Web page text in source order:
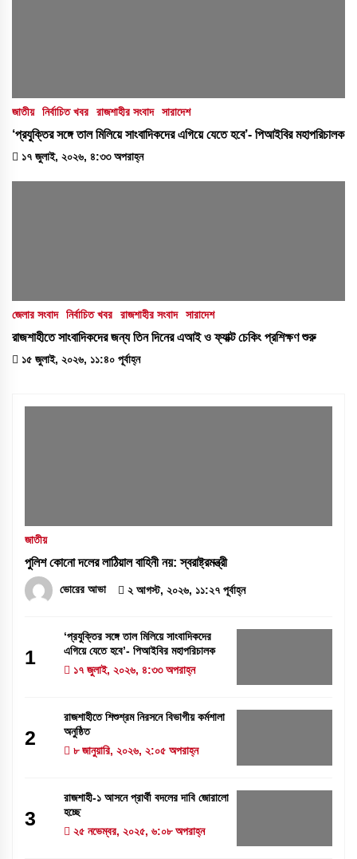
জাতীয় নির্বাচিত খবর রাজশাহীর সংবাদ সারাদেশ
‘প্রযুক্তির সঙ্গে তাল মিলিয়ে সাংবাদিকদের এগিয়ে যেতে হবে’- পিআইবির মহাপরিচালক
১৭ জুলাই, ২০২৬, ৪:৩৩ অপরাহ্ন
জেলার সংবাদ নির্বাচিত খবর রাজশাহীর সংবাদ সারাদেশ
রাজশাহীতে সাংবাদিকদের জন্য তিন দিনের এআই ও ফ্যাক্ট চেকিং প্রশিক্ষণ শুরু
১৫ জুলাই, ২০২৬, ১১:৪০ পূর্বাহ্ন
জাতীয়
পুলিশ কোনো দলের লাঠিয়াল বাহিনী নয়: স্বরাষ্ট্রমন্ত্রী
ভোরের আভা ২ আগস্ট, ২০২৬, ১১:২৭ পূর্বাহ্ন
1
‘প্রযুক্তির সঙ্গে তাল মিলিয়ে সাংবাদিকদের
এগিয়ে যেতে হবে’- পিআইবির মহাপরিচালক
১৭ জুলাই, ২০২৬, ৪:৩৩ অপরাহ্ন
2
রাজশাহীতে শিশুশ্রম নিরসনে বিভাগীয় কর্মশালা
অনুষ্ঠিত
৮ জানুয়ারি, ২০২৬, ২:০৫ অপরাহ্ন
3
রাজশাহী-১ আসনে প্রার্থী বদলের দাবি জোরালো
হচ্ছে
২৫ নভেম্বর, ২০২৫, ৬:০৮ অপরাহ্ন